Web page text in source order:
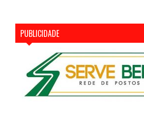
PUBLICIDADE